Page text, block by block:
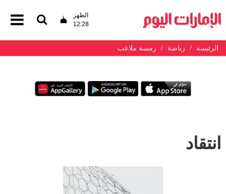
الظهر
12:28
الرئيسة رياضة رمسة ملاعب
انتقاد